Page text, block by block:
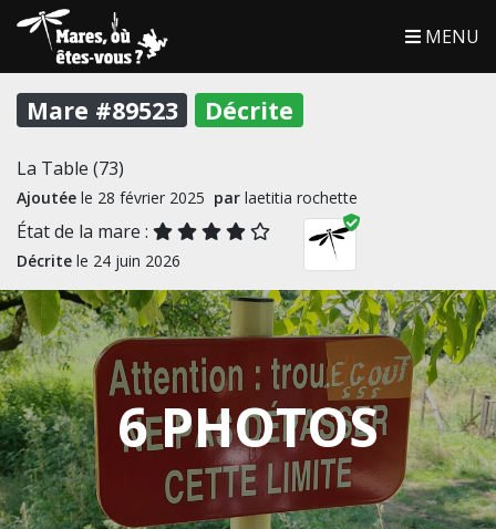
MENU
Mare #89523 Décrite
La Table (73)
Ajoutée le 28 février 2025 par laetitia rochette
État de la mare :
Décrite le 24 juin 2026
6 PHOTOS